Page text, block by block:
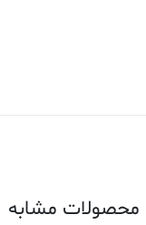
محصولات مشابه